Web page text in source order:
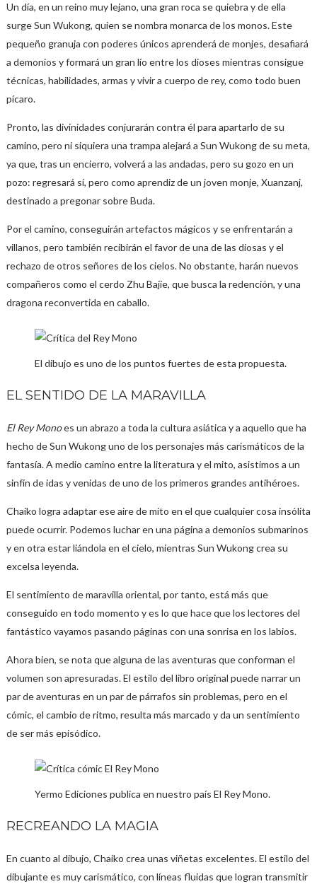
Un día, en un reino muy lejano, una gran roca se quiebra y de ella
surge Sun Wukong, quien se nombra monarca de los monos. Este
pequeño granuja con poderes únicos aprenderá de monjes, desafiará
a demonios y formará un gran lío entre los dioses mientras consigue
técnicas, habilidades, armas y vivir a cuerpo de rey, como todo buen
pícaro.
Pronto, las divinidades conjurarán contra él para apartarlo de su
camino, pero ni siquiera una trampa alejará a Sun Wukong de su meta,
ya que, tras un encierro, volverá a las andadas, pero su gozo en un
pozo: regresará sí, pero como aprendiz de un joven monje, Xuanzanj,
destinado a pregonar sobre Buda.
Por el camino, conseguirán artefactos mágicos y se enfrentarán a
villanos, pero también recibirán el favor de una de las diosas y el
rechazo de otros señores de los cielos. No obstante, harán nuevos
compañeros como el cerdo Zhu Bajie, que busca la redención, y una
dragona reconvertida en caballo.
El dibujo es uno de los puntos fuertes de esta propuesta.
EL SENTIDO DE LA MARAVILLA
El Rey Monoes un abrazo a toda la cultura asiática y a aquello que ha
hecho de Sun Wukong uno de los personajes más carismáticos de la
fantasía. A medio camino entre la literatura y el mito, asistimos a un
sinfín de idas y venidas de uno de los primeros grandes antihéroes.
Chaiko logra adaptar ese aire de mito en el que cualquier cosa insólita
puede ocurrir. Podemos luchar en una página a demonios submarinos
y en otra estar liándola en el cielo, mientras Sun Wukong crea su
excelsa leyenda.
El sentimiento de maravilla oriental, por tanto, está más que
conseguido en todo momento y es lo que hace que los lectores del
fantástico vayamos pasando páginas con una sonrisa en los labios.
Ahora bien, se nota que alguna de las aventuras que conforman el
volumen son apresuradas. El estilo del libro original puede narrar un
par de aventuras en un par de párrafos sin problemas, pero en el
cómic, el cambio de ritmo, resulta más marcado y da un sentimiento
de ser más episódico.
Yermo Ediciones publica en nuestro país El Rey Mono.
RECREANDO LA MAGIA
En cuanto al dibujo, Chaiko crea unas viñetas excelentes. El estilo del
dibujante es muy carismático, con líneas fluidas que logran transmitir